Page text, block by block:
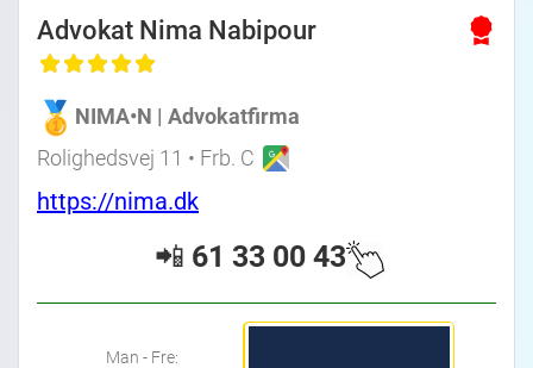
Advokat Nima Nabipour
NIMA•N | Advokatfirma
Rolighedsvej 11 • Frb. C
https://nima.dk
📲 61 33 00 43
Man - Fre: